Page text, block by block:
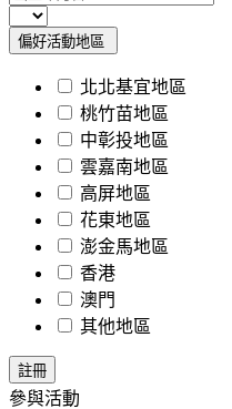
偏好活動地區
北北基宜地區
桃竹苗地區
中彰投地區
雲嘉南地區
高屏地區
花東地區
澎金馬地區
香港
澳門
其他地區
參與活動